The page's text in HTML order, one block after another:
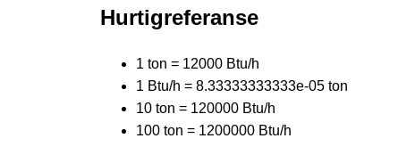
Hurtigreferanse
1 ton = 12000 Btu/h
1 Btu/h = 8.33333333333e-05 ton
10 ton = 120000 Btu/h
100 ton = 1200000 Btu/h